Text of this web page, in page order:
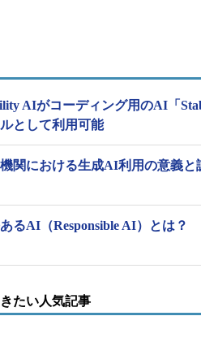
AIがコーディング用のAI「
として利用可能
関における生成AI利用の意義と
るAI（Responsible AI）とは？
たい人気記事